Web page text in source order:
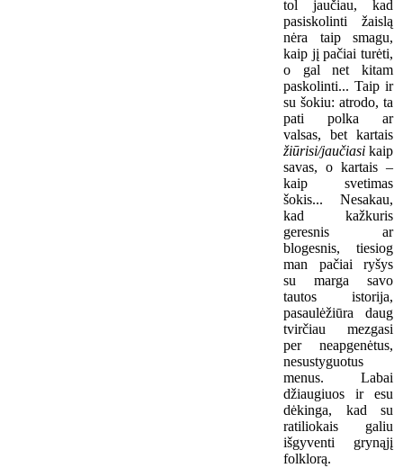
tol jaučiau, kad
pasiskolinti žaislą
nėra taip smagu,
kaip jį pačiai turėti,
o gal net kitam
paskolinti... Taip ir
su šokiu: atrodo, ta
pati polka ar
valsas, bet kartais
žiūrisi/jaučiasi kaip
savas, o kartais –
kaip svetimas
šokis... Nesakau,
kad kažkuris
geresnis ar
blogesnis, tiesiog
man pačiai ryšys
su marga savo
tautos istorija,
pasaulėžiūra daug
tvirčiau mezgasi
per neapgenėtus,
nesustyguotus
menus. Labai
džiaugiuos ir esu
dėkinga, kad su
ratiliokais galiu
išgyventi grynąjį
folklorą.